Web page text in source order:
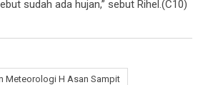
sudah ada hujan,” sebut Rihel.(C10)
Meteorologi H Asan Sampit